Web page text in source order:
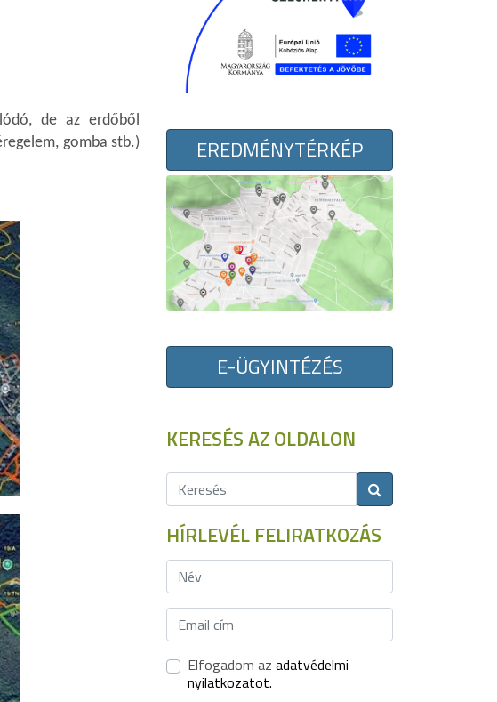
de az erdőből
gomba stb.)
EREDMÉNYTÉRKÉP
E-ÜGYINTÉZÉS
KERESÉS AZ OLDALON
HÍRLEVÉL FELIRATKOZÁS
Elfogadom az adatvédelmi
nyilatkozatot.